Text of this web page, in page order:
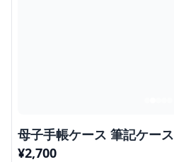
母子手帳ケース 筆記ケース
¥2,700